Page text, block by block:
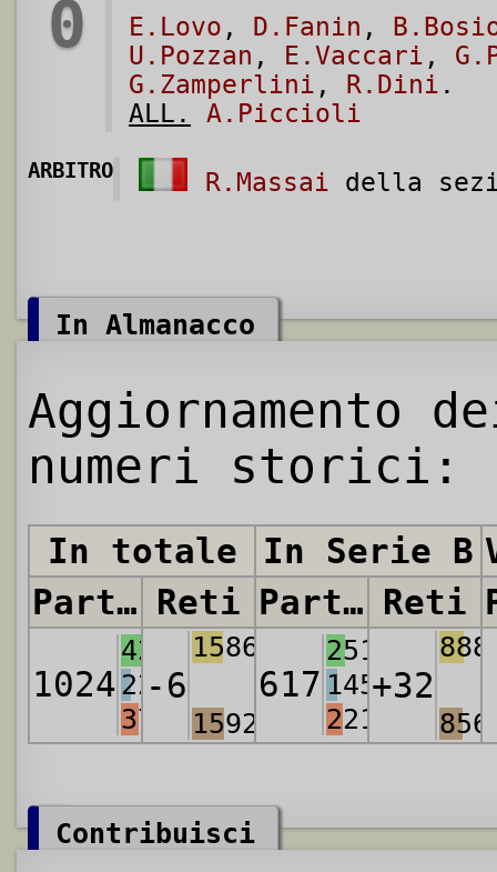
0 E.Lovo , D.Fanin ,
U.Pozzan , E.Vaccari ,
G.Zamperlini , R.Dini .
ALL.
A.Piccioli
ARBITRO R.Massai della
In Almanacco
Aggiornamento
numeri storici:
In totale In Serie B
Partite Reti Partite Reti
1024
423
223
378
-6
1586
1592
617
251
145
221
+32
888
856
Contribuisci